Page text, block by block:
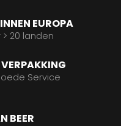
EUROPA
20 landen
Service
BEER